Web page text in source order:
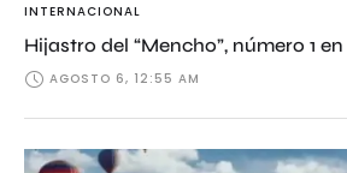
INTERNACIONAL
Hijastro del “Mencho”, número 1
AGOSTO 6, 12:55 AM